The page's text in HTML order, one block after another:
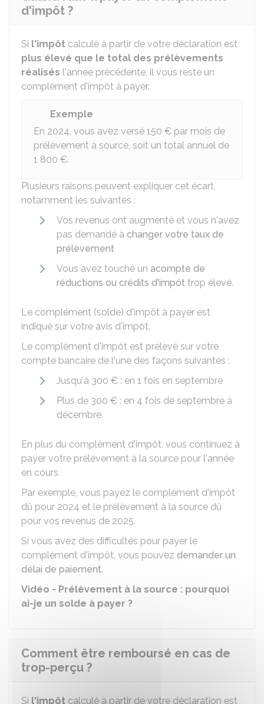
d'impôt ?
Si l'impôt calculé à partir de votre déclaration est
plus élevé que le total des prélèvements
réalisés l'année précédente, il vous reste un
complément d'impôt à payer.
Exemple
En 2024, vous avez versé 150 € par mois de
prélèvement à source, soit un total annuel de
1 800 €.
Plusieurs raisons peuvent expliquer cet écart,
notamment les suivantes :
Vos revenus ont augmenté et vous n'avez
pas demandé à changer votre taux de
prélèvement
Vous avez touché un acompte de
réductions ou crédits d'impôt trop élevé.
Le complément (solde) d'impôt à payer est
indiqué sur votre avis d'impôt.
Le complément d'impôt est prélevé sur votre
compte bancaire de l'une des façons suivantes :
Jusqu'à 300 € : en 1 fois en septembre
Plus de 300 € : en 4 fois de septembre à
décembre.
En plus du complément d'impôt, vous continuez à
payer votre prélèvement à la source pour l'année
en cours.
Par exemple, vous payez le complément d'impôt
dû pour 2024 et le prélèvement à la source dû
pour vos revenus de 2025.
Si vous avez des difficultés pour payer le
complément d'impôt, vous pouvez demander un
délai de paiement.
Vidéo - Prélèvement à la source : pourquoi
ai-je un solde à payer ?
Comment être remboursé en cas de
trop-perçu ?
Si l'impôt calculé à partir de votre déclaration est